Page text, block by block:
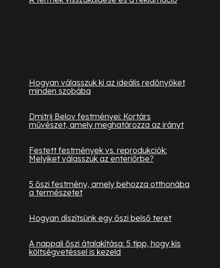
Hogyan válasszuk ki az ideális redőnyöket
minden szobába
Dmitrij Belov festményei: Kortárs
művészet, amely meghatározza az irányt
Festett festmények vs. reprodukciók:
Melyiket válasszuk az enteriőrbe?
5 őszi festmény, amely behozza otthonába
a természetet
Hogyan díszítsünk egy őszi belső teret
A nappali őszi átalakítása: 5 tipp, hogy kis
költségvetéssel is kezeld